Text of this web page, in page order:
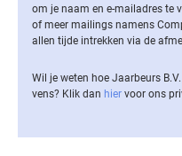
om je naam en e-mailadres te
of meer mailings namens
allen tijde intrekken via de
Wil je weten hoe Jaarbeurs
vens? Klik dan hier voor ons